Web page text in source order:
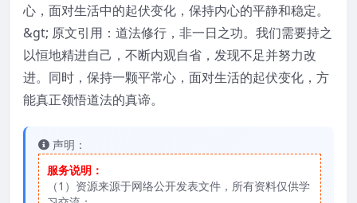
心，面对生活中的起伏变化，保持内心的平静和稳定。
&gt; 原文引用：道法修行，非一日之功。我们需要持之
以恒地精进自己，不断内观自省，发现不足并努力改
进。同时，保持一颗平常心，面对生活的起伏变化，方
能真正领悟道法的真谛。
声明：
服务说明：
（1）资源来源于网络公开发表文件，所有资料仅供学